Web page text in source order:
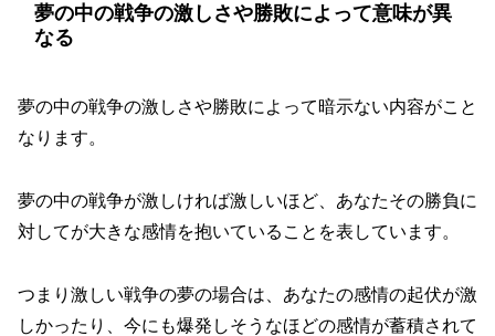
夢の中の戦争の激しさや勝敗によって意味が異
なる
夢の中の戦争の激しさや勝敗によって暗示ない内容がこと
なります。
夢の中の戦争が激しければ激しいほど、あなたその勝負に
対してが大きな感情を抱いていることを表しています。
つまり激しい戦争の夢の場合は、あなたの感情の起伏が激
しかったり、今にも爆発しそうなほどの感情が蓄積されて